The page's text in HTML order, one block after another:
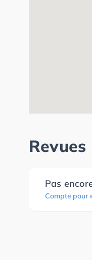
Revues
Pas
Compte pour